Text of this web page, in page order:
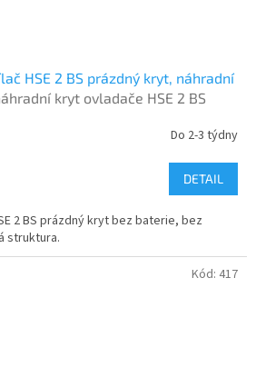
HSE 2 BS prázdný kryt, náhradní
kryt ovladače HSE 2 BS
Do 2-3 týdny
DETAIL
2 BS prázdný kryt bez baterie, bez
struktura.
Kód: 417